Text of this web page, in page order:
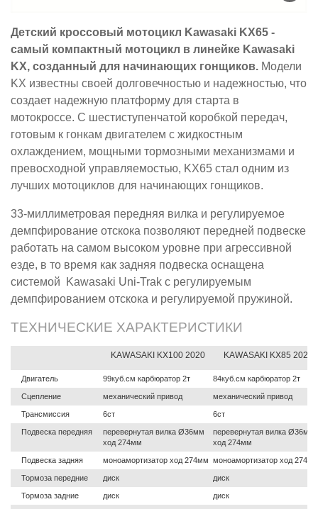
Детский кроссовый мотоцикл Kawasaki KX65 -
самый компактный мотоцикл в линейке Kawasaki
KX, созданный для начинающих гонщиков. Модели
KX известны своей долговечностью и надежностью, что
создает надежную платформу для старта в
мотокроссе. С шестиступенчатой ​​коробкой передач,
готовым к гонкам двигателем с жидкостным
охлаждением, мощными тормозными механизмами и
превосходной управляемостью, KX65 стал одним из
лучших мотоциклов для начинающих гонщиков.
33-миллиметровая передняя вилка и регулируемое
демпфирование отскока позволяют передней подвеске
работать на самом высоком уровне при агрессивной
езде, в то время как задняя подвеска оснащена
системой Kawasaki Uni-Trak с регулируемым
демпфированием отскока и регулируемой пружиной.
ТЕХНИЧЕСКИЕ ХАРАКТЕРИСТИКИ
Двигатель
Сцепление
Трансмиссия
Подвеска передняя
Подвеска задняя
Тормоза передние
Тормоза задние
KAWASAKI KX100 2020 KAWASAKI KX85 2020
99куб.см карбюратор 2т 84куб.см карбюратор 2т
механический привод механический привод
6ст 6ст
перевернутая вилка Ø36мм
ход 274мм
перевернутая вилка Ø36мм
ход 274мм
моноамортизатор ход 274мм моноамортизатор ход 274мм
диск диск
диск диск